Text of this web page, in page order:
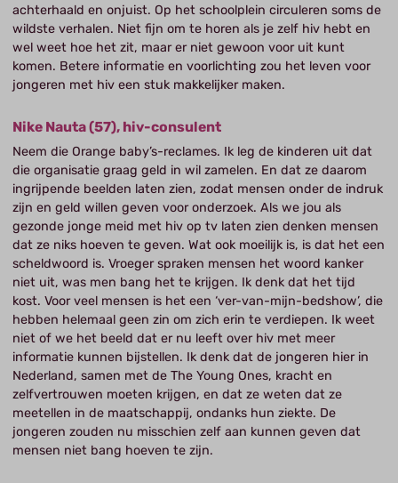
achterhaald en onjuist. Op het schoolplein circuleren soms de
wildste verhalen. Niet fijn om te horen als je zelf hiv hebt en
wel weet hoe het zit, maar er niet gewoon voor uit kunt
komen. Betere informatie en voorlichting zou het leven voor
jongeren met hiv een stuk makkelijker maken.
Nike Nauta (57), hiv-consulent
Neem die Orange baby’s-reclames. Ik leg de kinderen uit dat
die organisatie graag geld in wil zamelen. En dat ze daarom
ingrijpende beelden laten zien, zodat mensen onder de indruk
zijn en geld willen geven voor onderzoek. Als we jou als
gezonde jonge meid met hiv op tv laten zien denken mensen
dat ze niks hoeven te geven. Wat ook moeilijk is, is dat het een
scheldwoord is. Vroeger spraken mensen het woord kanker
niet uit, was men bang het te krijgen. Ik denk dat het tijd
kost. Voor veel mensen is het een ‘ver-van-mijn-bedshow’, die
hebben helemaal geen zin om zich erin te verdiepen. Ik weet
niet of we het beeld dat er nu leeft over hiv met meer
informatie kunnen bijstellen. Ik denk dat de jongeren hier in
Nederland, samen met de The Young Ones, kracht en
zelfvertrouwen moeten krijgen, en dat ze weten dat ze
meetellen in de maatschappij, ondanks hun ziekte. De
jongeren zouden nu misschien zelf aan kunnen geven dat
mensen niet bang hoeven te zijn.